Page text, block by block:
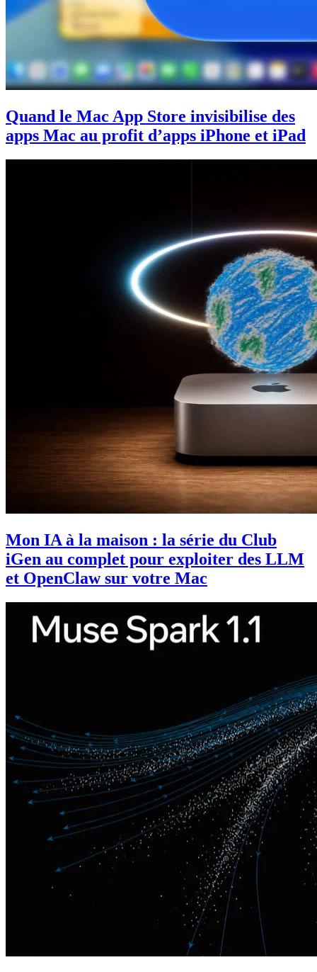
Quand le Mac App Store invisibilise des
apps Mac au profit d’apps iPhone et iPad
Mon IA à la maison : la série du Club
iGen au complet pour exploiter des LLM
et OpenClaw sur votre Mac